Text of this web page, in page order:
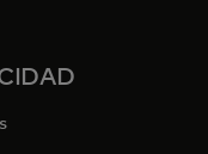
pestaña nueva